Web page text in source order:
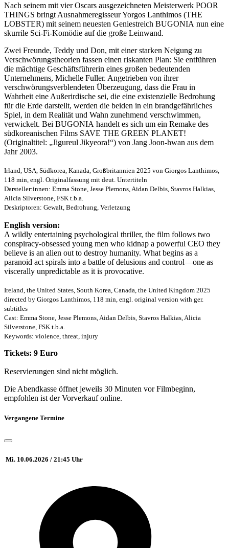
Nach seinem mit vier Oscars ausgezeichneten Meisterwerk POOR
THINGS bringt Ausnahmeregisseur Yorgos Lanthimos (THE
LOBSTER) mit seinem neuesten Geniestreich BUGONIA nun eine
skurrile Sci-Fi-Komödie auf die große Leinwand.
Zwei Freunde, Teddy und Don, mit einer starken Neigung zu
Verschwörungstheorien fassen einen riskanten Plan: Sie entführen
die mächtige Geschäftsführerin eines großen bedeutenden
Unternehmens, Michelle Fuller. Angetrieben von ihrer
verschwörungsverblendeten Überzeugung, dass die Frau in
Wahrheit eine Außerirdische sei, die eine existenzielle Bedrohung
für die Erde darstellt, werden die beiden in ein brandgefährliches
Spiel, in dem Realität und Wahn zunehmend verschwimmen,
verwickelt. Bei BUGONIA handelt es sich um ein Remake des
südkoreanischen Films SAVE THE GREEN PLANET!
(Originaltitel: „Jigureul Jikyeora!“) von Jang Joon-hwan aus dem
Jahr 2003.
Irland, USA, Südkorea, Kanada, Großbritannien 2025 von Giorgos Lanthimos,
118 min, engl. Originalfassung mit deut. Untertiteln
Darsteller:innen: Emma Stone, Jesse Plemons, Aidan Delbis, Stavros Halkias,
Alicia Silverstone, FSK t.b.a.
Deskriptoren: Gewalt, Bedrohung, Verletzung
English version:
A wildly entertaining psychological thriller, the film follows two
conspiracy-obsessed young men who kidnap a powerful CEO they
believe is an alien out to destroy humanity. What begins as a
paranoid act spirals into a battle of delusions and control—one as
viscerally unpredictable as it is provocative.
Ireland, the United States, South Korea, Canada, the United Kingdom 2025
directed by Giorgos Lanthimos, 118 min, engl. original version with ger.
subtitles
Cast: Emma Stone, Jesse Plemons, Aidan Delbis, Stavros Halkias, Alicia
Silverstone, FSK t.b.a.
Keywords: violence, threat, injury
Tickets: 9 Euro
Reservierungen sind nicht möglich.
Die Abendkasse öffnet jeweils 30 Minuten vor Filmbeginn,
empfohlen ist der Vorverkauf online.
Vergangene Termine
Mi. 10.06.2026 / 21:45 Uhr